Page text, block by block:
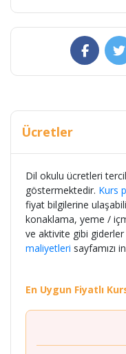
Ücretler
Dil okulu ücretleri
göstermektedir. Kurs
fiyat bilgilerine
konaklama, yeme /
ve aktivite gibi giderler
maliyetleri sayfamızı
En Uygun Fiyatlı